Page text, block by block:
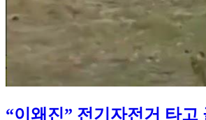
“이왜진” 전기자전거 타고